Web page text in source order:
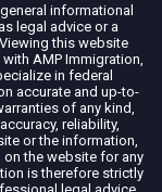
informational
legal advice or a
this website
AMP Immigration,
in federal
accurate and up-to-
of any kind,
reliability,
or the information,
the website for any
is therefore strictly